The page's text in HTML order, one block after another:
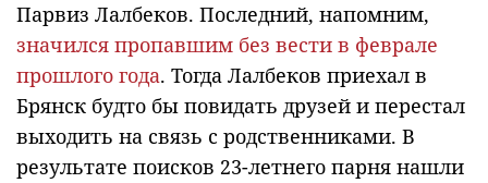
Парвиз Лалбеков. Последний, напомним,
значился пропавшим без вести в феврале
прошлого года. Тогда Лалбеков приехал в
Брянск будто бы повидать друзей и перестал
выходить на связь с родственниками. В
результате поисков 23-летнего парня нашли